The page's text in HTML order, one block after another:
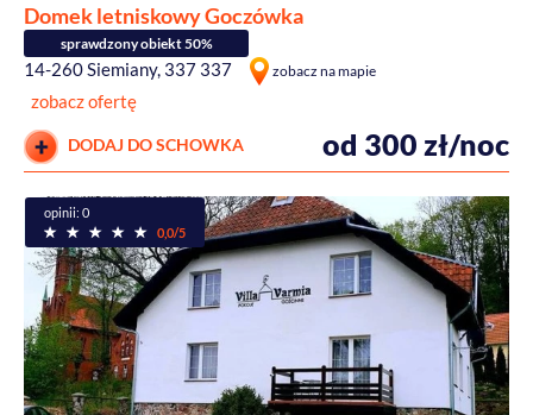
Domek letniskowy Goczówka
sprawdzony obiekt 50%
14-260 Siemiany, 337 337 zobacz na mapie
zobacz ofertę
DODAJ DO SCHOWKA od 300 zł/noc
opinii: 0
0,0/5